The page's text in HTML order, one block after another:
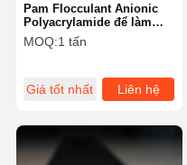
Pam Flocculant Anionic
Polyacrylamide để làm
giấy và khử nước
MOQ:1 tấn
Giá tốt nhất Liên hệ